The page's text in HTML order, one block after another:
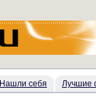
Нашли себя Лучшие